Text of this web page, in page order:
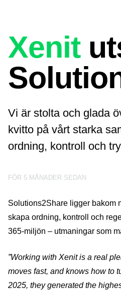
Xenit
Vi är stolta och glada
kvitto på vårt starka
ordning, kontroll och
FÖR 5 MÅNADER SEDAN
Solutions2Share ligger bakom
skapa ordning, kontroll och
365‑miljön – utmaningar som
”Working with Xenit is a real
moves fast, and knows how to
2025, they generated the